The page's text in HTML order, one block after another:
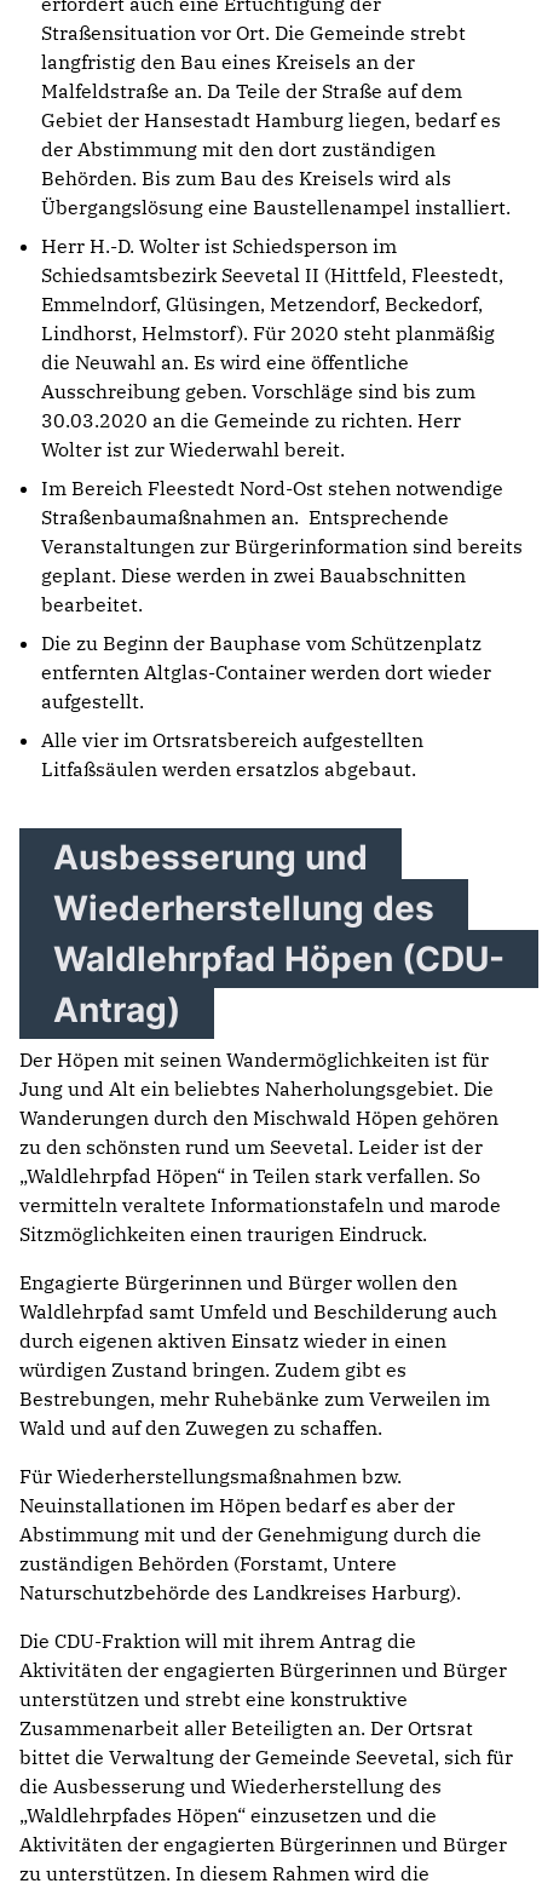
Straßensituation vor Ort. Die Gemeinde strebt
langfristig den Bau eines Kreisels an der
Malfeldstraße an. Da Teile der Straße auf dem
Gebiet der Hansestadt Hamburg liegen, bedarf es
der Abstimmung mit den dort zuständigen
Behörden. Bis zum Bau des Kreisels wird als
Übergangslösung eine Baustellenampel installiert.
Herr H.-D. Wolter ist Schiedsperson im
Schiedsamtsbezirk Seevetal II (Hittfeld, Fleestedt,
Emmelndorf, Glüsingen, Metzendorf, Beckedorf,
Lindhorst, Helmstorf). Für 2020 steht planmäßig
die Neuwahl an. Es wird eine öffentliche
Ausschreibung geben. Vorschläge sind bis zum
30.03.2020 an die Gemeinde zu richten. Herr
Wolter ist zur Wiederwahl bereit.
Im Bereich Fleestedt Nord-Ost stehen notwendige
Straßenbaumaßnahmen an. Entsprechende
Veranstaltungen zur Bürgerinformation sind bereits
geplant. Diese werden in zwei Bauabschnitten
bearbeitet.
Die zu Beginn der Bauphase vom Schützenplatz
entfernten Altglas-Container werden dort wieder
aufgestellt.
Alle vier im Ortsratsbereich aufgestellten
Litfaßsäulen werden ersatzlos abgebaut.
Ausbesserung und
Wiederherstellung des
Waldlehrpfad Höpen (CDU-
Antrag)
Der Höpen mit seinen Wandermöglichkeiten ist für
Jung und Alt ein beliebtes Naherholungsgebiet. Die
Wanderungen durch den Mischwald Höpen gehören
zu den schönsten rund um Seevetal. Leider ist der
„Waldlehrpfad Höpen“ in Teilen stark verfallen. So
vermitteln veraltete Informationstafeln und marode
Sitzmöglichkeiten einen traurigen Eindruck.
Engagierte Bürgerinnen und Bürger wollen den
Waldlehrpfad samt Umfeld und Beschilderung auch
durch eigenen aktiven Einsatz wieder in einen
würdigen Zustand bringen. Zudem gibt es
Bestrebungen, mehr Ruhebänke zum Verweilen im
Wald und auf den Zuwegen zu schaffen.
Für Wiederherstellungsmaßnahmen bzw.
Neuinstallationen im Höpen bedarf es aber der
Abstimmung mit und der Genehmigung durch die
zuständigen Behörden (Forstamt, Untere
Naturschutzbehörde des Landkreises Harburg).
Die CDU-Fraktion will mit ihrem Antrag die
Aktivitäten der engagierten Bürgerinnen und Bürger
unterstützen und strebt eine konstruktive
Zusammenarbeit aller Beteiligten an. Der Ortsrat
bittet die Verwaltung der Gemeinde Seevetal, sich für
die Ausbesserung und Wiederherstellung des
„Waldlehrpfades Höpen“ einzusetzen und die
Aktivitäten der engagierten Bürgerinnen und Bürger
zu unterstützen. In diesem Rahmen wird die